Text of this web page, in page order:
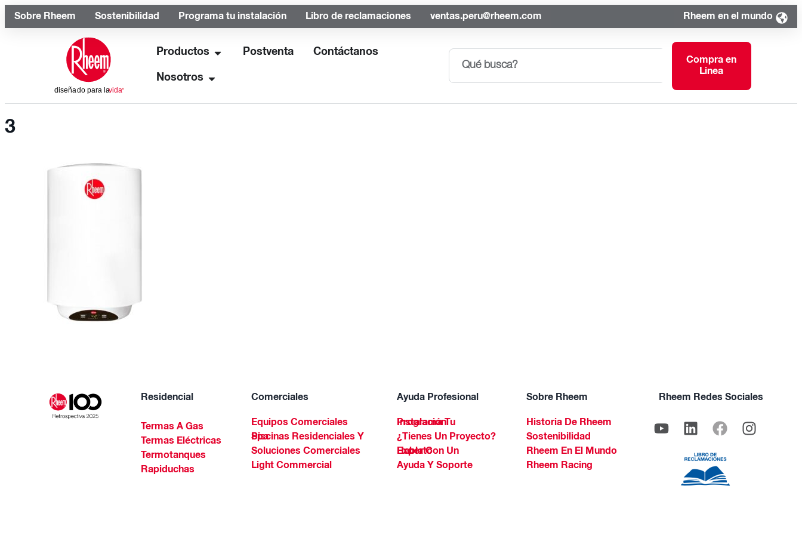
Sobre Rheem Sostenibilidad Programa tu instalación Libro de reclamaciones ventas.peru@rheem.com Rheem en el mundo
Productos Postventa Contáctanos
Nosotros
Compra en
Linea
3
Residencial
Termas A Gas
Termas Eléctricas
Termotanques
Rapiduchas
Comerciales
Equipos Comerciales
Piscinas Residenciales Y Spa
Soluciones Comerciales
Light Commercial
Ayuda Profesional
Programa Tu Instalación
¿Tienes Un Proyecto?
Habla Con Un Experto
Ayuda Y Soporte
Sobre Rheem
Historia De Rheem
Sostenibilidad
Rheem En El Mundo
Rheem Racing
Rheem Redes Sociales